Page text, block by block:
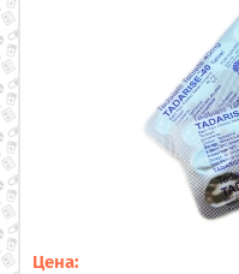
Цена: